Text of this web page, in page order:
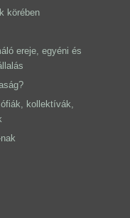
körében
ereje, egyéni és
kollektívák,